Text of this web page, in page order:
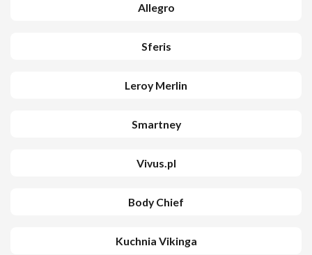
Allegro
Sferis
Leroy Merlin
Smartney
Vivus.pl
Body Chief
Kuchnia Vikinga